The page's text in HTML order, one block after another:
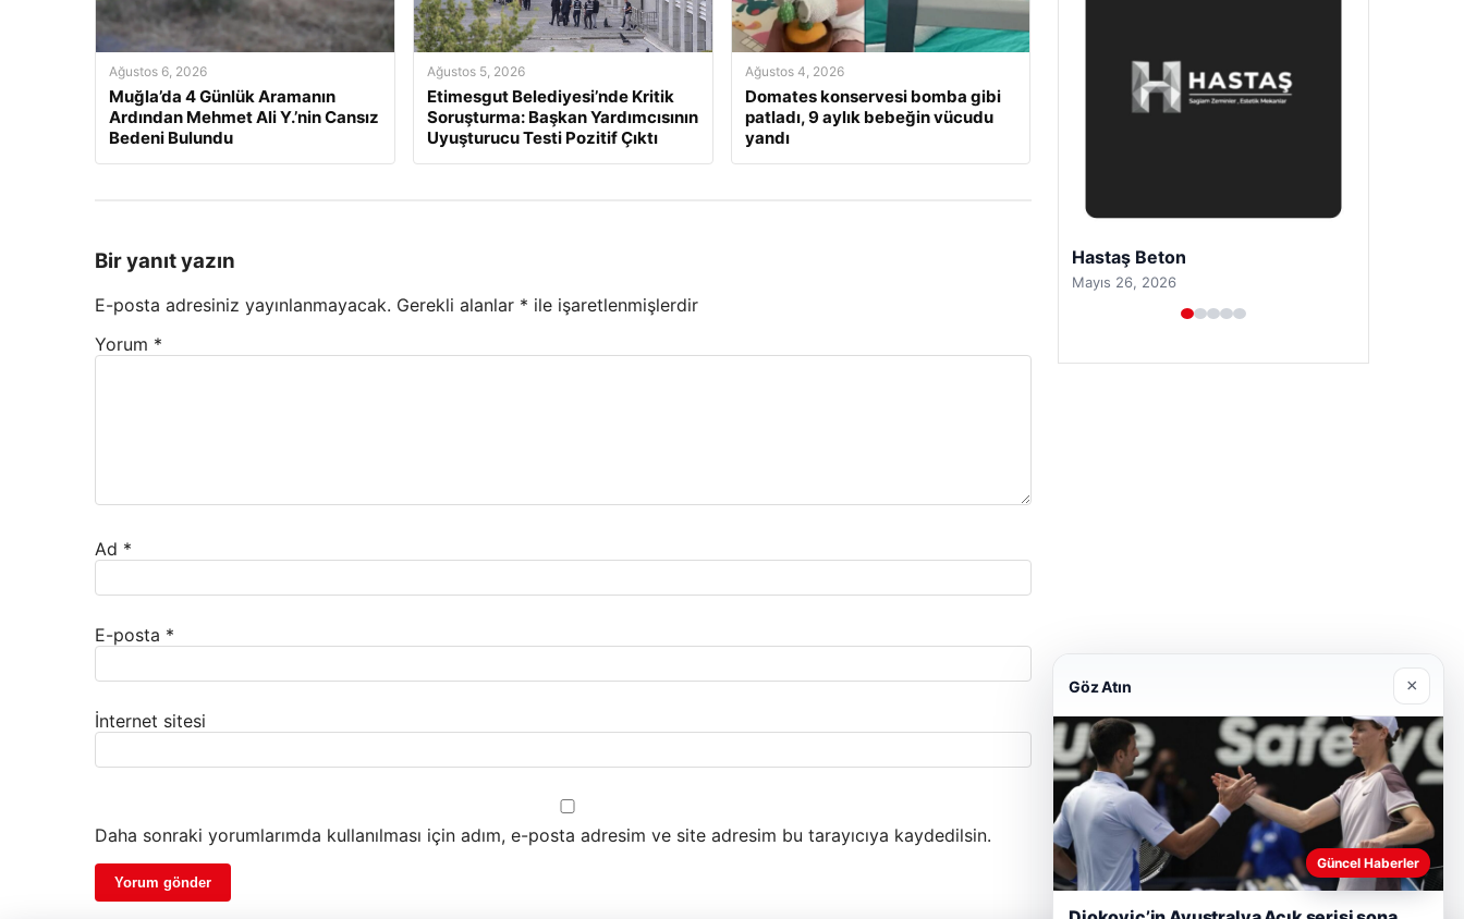
Ağustos 6, 2026
Muğla’da 4 Günlük Aramanın
Ardından Mehmet Ali Y.’nin Cansız
Bedeni Bulundu
Ağustos 5, 2026
Etimesgut Belediyesi’nde Kritik
Soruşturma: Başkan Yardımcısının
Uyuşturucu Testi Pozitif Çıktı
Ağustos 4, 2026
Domates konservesi bomba gibi
patladı, 9 aylık bebeğin vücudu
yandı
Bir yanıt yazın
E-posta adresiniz yayınlanmayacak. Gerekli alanlar * ile işaretlenmişlerdir
Yorum *
Ad *
E-posta *
İnternet sitesi
Daha sonraki yorumlarımda kullanılması için adım, e-posta adresim ve site adresim bu tarayıcıya kaydedilsin.
Prenses Night Club
Nisan 29, 2026
Göz Atın ×
Güncel Haberler